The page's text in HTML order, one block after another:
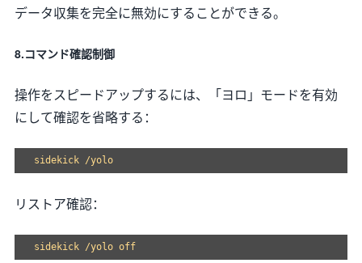
データ収集を完全に無効にすることができる。
8.コマンド確認制御
操作をスピードアップするには、「ヨロ」モードを有効
にして確認を省略する：
リストア確認：